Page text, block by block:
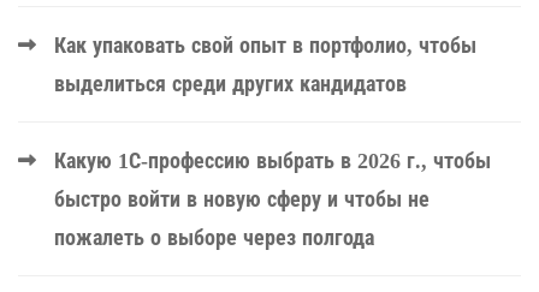
Как упаковать свой опыт в портфолио, чтобы
выделиться среди других кандидатов
Какую 1С-профессию выбрать в 2026 г., чтобы
быстро войти в новую сферу и чтобы не
пожалеть о выборе через полгода